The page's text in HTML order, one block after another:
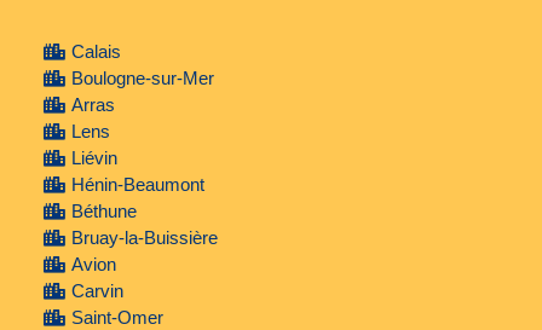
Calais
Boulogne-sur-Mer
Arras
Lens
Liévin
Hénin-Beaumont
Béthune
Bruay-la-Buissière
Avion
Carvin
Saint-Omer